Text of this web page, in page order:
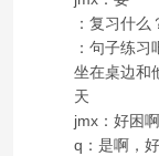
：复习什么
：句子练习
坐在桌边和
天
jmx：好困啊
q：是啊，